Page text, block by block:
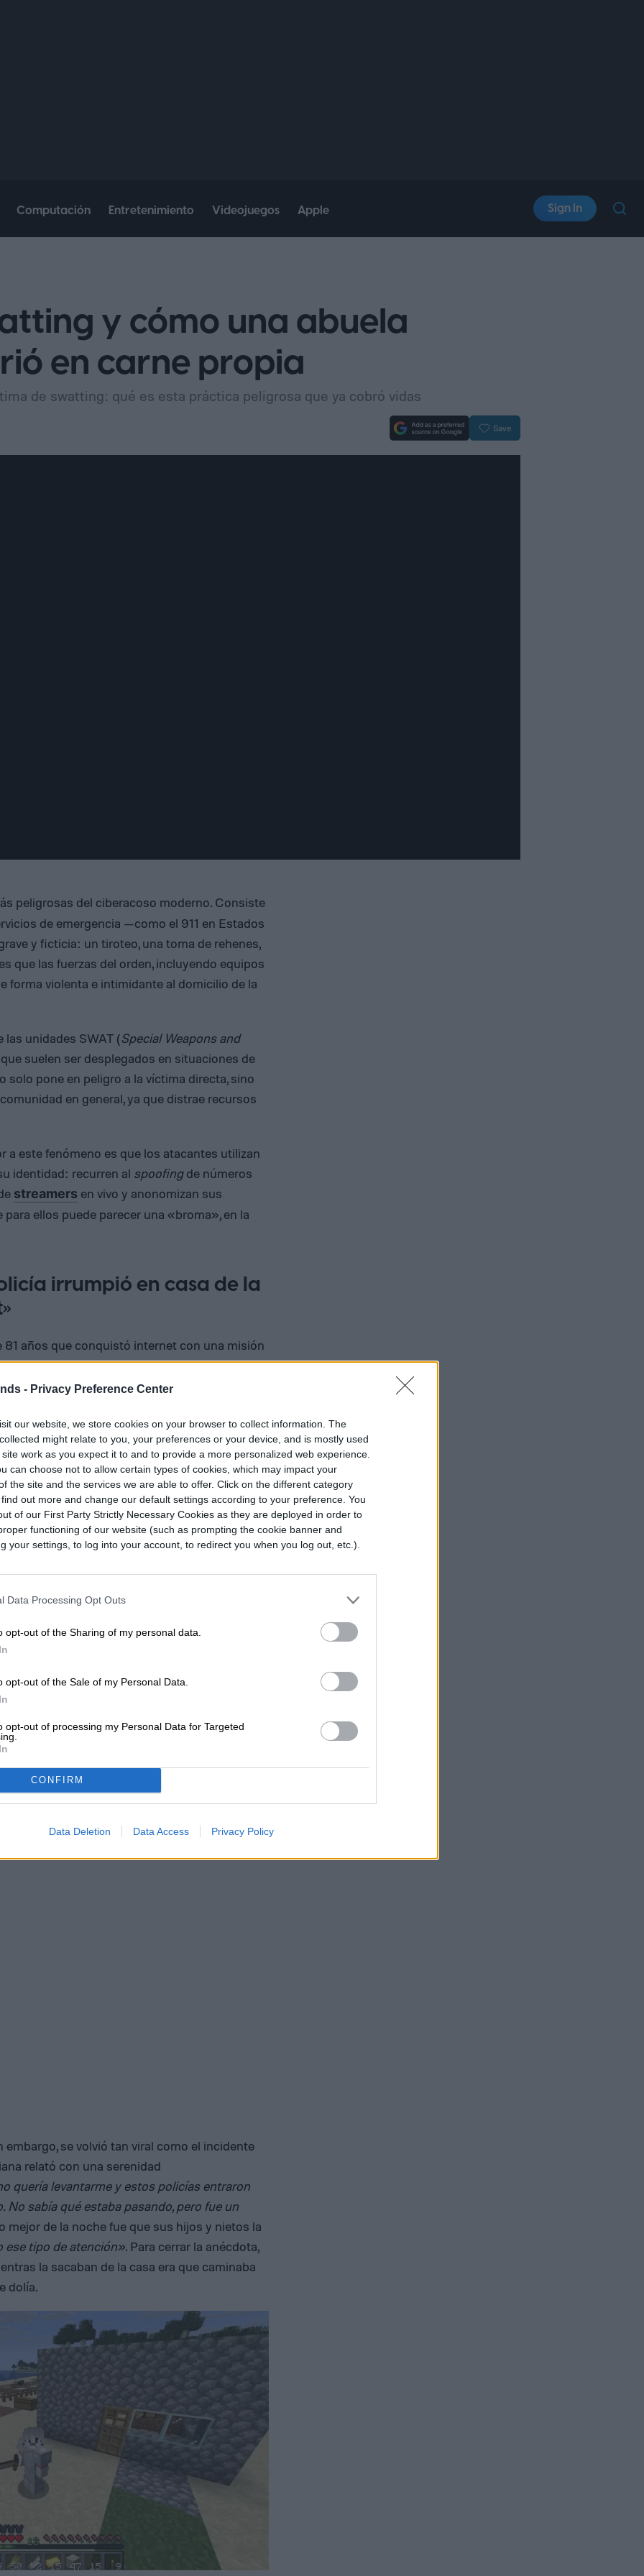
- Privacy Preference Center
our website, we store cookies on your browser to collect information. The
might relate to you, your preferences or your device, and is mostly used
work as you expect it to and to provide a more personalized web experience.
can choose not to allow certain types of cookies, which may impact your
the site and the services we are able to offer. Click on the different category
out more and change our default settings according to your preference. You
of our First Party Strictly Necessary Cookies as they are deployed in order to
functioning of our website (such as prompting the cookie banner and
your settings, to log into your account, to redirect you when you log out, etc.).
Data Processing Opt Outs
opt-out of the Sharing of my personal data.
opt-out of the Sale of my Personal Data.
opt-out of processing my Personal Data for Targeted
CONFIRM
Data Deletion Data Access Privacy Policy
Computación Entretenimiento Videojuegos Apple Sign In
y cómo una abuela
en carne propia
de swatting: qué es esta práctica peligrosa que ya cobró vidas
Save
peligrosas del ciberacoso moderno. Consiste
de emergencia —como el 911 en Estados
y ficticia: un tiroteo, una toma de rehenes,
que las fuerzas del orden, incluyendo equipos
forma violenta e intimidante al domicilio de la
unidades SWAT (Special Weapons and
suelen ser desplegados en situaciones de
solo pone en peligro a la víctima directa, sino
en general, ya que distrae recursos
a este fenómeno es que los atacantes utilizan
identidad: recurren al spoofingde números
streamers en vivo y anonomizan sus
ellos puede parecer una «broma», en la
irrumpió en casa de la
81 años que conquistó internet con una misión
a jugarMinecraftdesde cero para
el cáncer de su nieto. Con más de
involuntario y una determinación
(who is actively raising money for
was swatted last night
her recent YouTube video
ever seen..she was so sweet..they walked
2026
con su stream aún activo, su hogar
patrullas policiales, cinco vehículos del equipo
y drones sobrevolando la zona. Todo como
completamente falsa hecha por un
embargo, se volvió tan viral como el incidente
relató con una serenidad
quería levantarme y estos policías entraron
No sabía qué estaba pasando, pero fue un
mejor de la noche fue que sus hijos y nietos la
ese tipo de atención». Para cerrar la anécdota,
la sacaban de la casa era que caminaba
dolía.